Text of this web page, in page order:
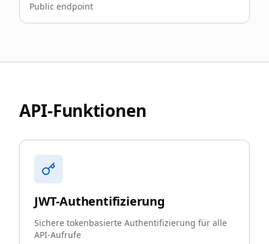
Public endpoint
API-Funktionen
JWT-Authentifizierung
Sichere tokenbasierte Authentifizierung für alle
API-Aufrufe